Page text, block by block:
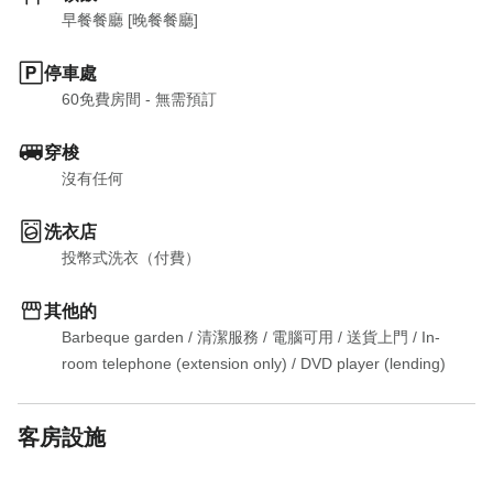
早餐餐廳 [晚餐餐廳]
停車處
60免費房間 - 無需預訂
穿梭
沒有任何
洗衣店
投幣式洗衣（付費）
其他的
Barbeque garden / 清潔服務 / 電腦可用 / 送貨上門 / In-
room telephone (extension only) / DVD player (lending)
客房設施